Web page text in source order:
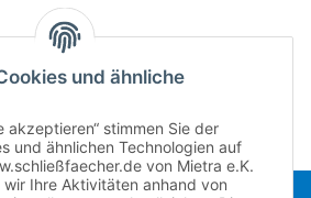
→ Konfiguration öffnen
und ähnliche
akzeptieren“ stimmen Sie der
und ähnlichen Technologien auf
von Mietra e.K.
Ihre Aktivitäten anhand von